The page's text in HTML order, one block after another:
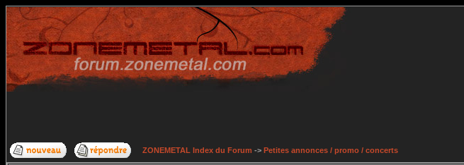
ZONEMETAL Index du Forum -> Petites annonces / promo / concerts